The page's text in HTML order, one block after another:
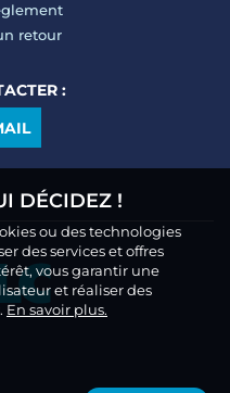
retour
:
DÉCIDEZ !
ou des technologies
des services et offres
vous garantir une
et réaliser des
En savoir plus.